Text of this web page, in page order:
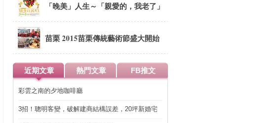
「晚美」人生～「親愛的，我老了」
台中三部曲
苗栗 2015苗栗傳統藝術節盛大開始
快來參加吉祥物網路票選活動 參加
票選有機會得到住宿大獎喔 從
12/1(二)-12/14(一)天天有靜態展演
週六日還有動態表演喔
近期文章 熱門文章 FB推文
彩雲之南的夕地咖啡廳
3招！聰明客變，破解建商結構誤差，20坪新婚宅